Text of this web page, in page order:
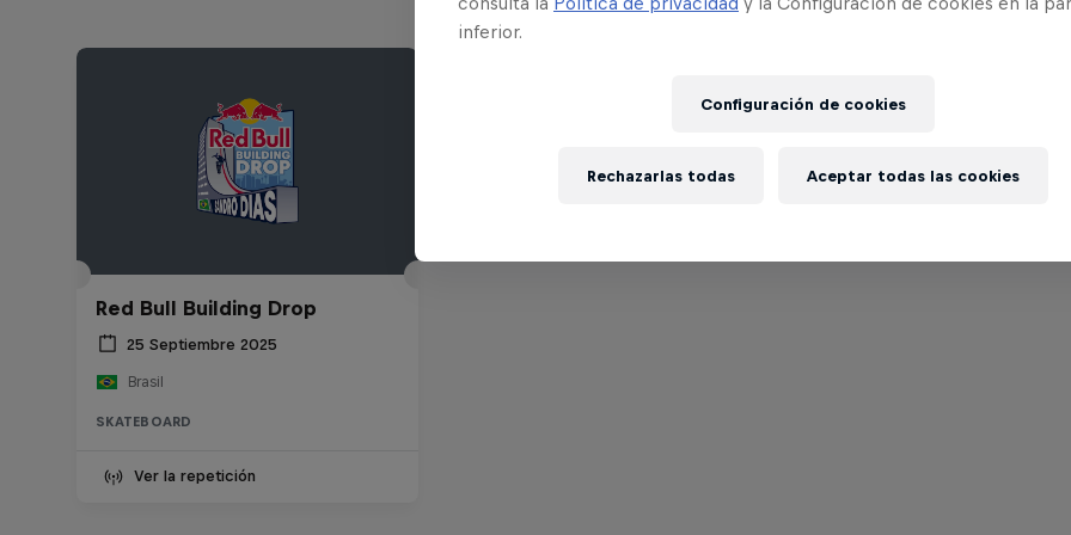
Red Bull Building Drop
25 Septiembre 2025
Brasil
SKATEBOARD
Ver la repetición
inferior.
Configuración de cookies
Rechazarlas todas Aceptar todas las cookies